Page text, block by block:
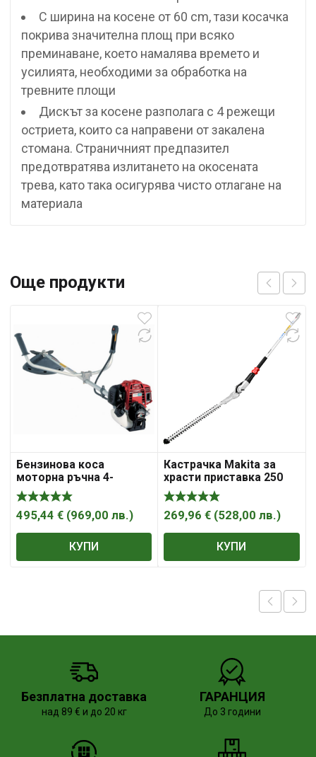
С ширина на косене от 60 cm, тази косачка
покрива значителна площ при всяко
преминаване, което намалява времето и
усилията, необходими за обработка на
тревните площи
Дискът за косене разполага с 4 режещи
остриета, които са направени от закалена
стомана. Страничният предпазител
предотвратява излитането на окосената
трева, като така осигурява чисто отлагане на
материала
Още продукти
Бензинова коса
моторна ръчна 4-
тактова „Honda“ 0.72
kW, 0.97 к.с., 25 см3,
UMK 425 UEET
495,44 € (969,00 лв.)
КУПИ
Кастрачка Makita за
храсти приставка 250
мм
269,96€ (528,00лв.)
КУПИ
Безплатна доставка
над 89 € и до 20 кг
ГАРАНЦИЯ
До 3 години